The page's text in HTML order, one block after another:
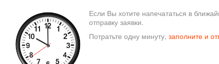
Если Вы хотите напечататься в
отправку заявки.
Потратьте одну минуту, заполните и